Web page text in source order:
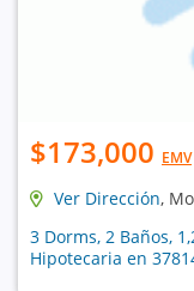
$173,000 EMV
Ver Dirección,
3 Dorms, 2 Baños,
Hipotecaria en